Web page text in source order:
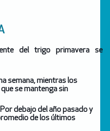
del trigo primavera se
semana, mientras los
se mantenga sin
debajo del año pasado y
de los últimos